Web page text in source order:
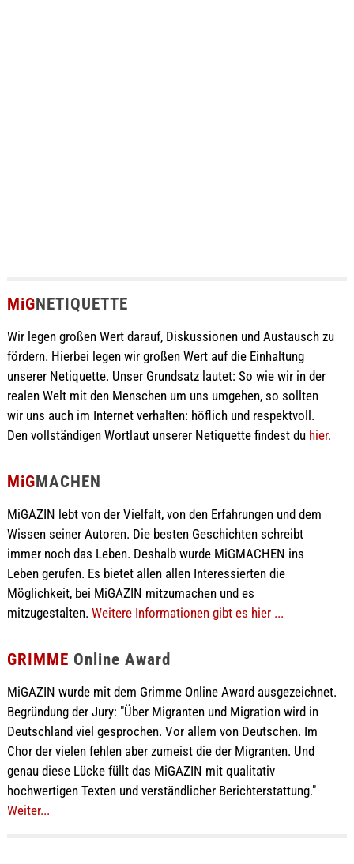
MiGNETIQUETTE
Wir legen großen Wert darauf, Diskussionen und Austausch zu
fördern. Hierbei legen wir großen Wert auf die Einhaltung
unserer Netiquette. Unser Grundsatz lautet: So wie wir in der
realen Welt mit den Menschen um uns umgehen, so sollten
wir uns auch im Internet verhalten: höflich und respektvoll.
Den vollständigen Wortlaut unserer Netiquette findest du hier.
MiGMACHEN
MiGAZIN lebt von der Vielfalt, von den Erfahrungen und dem
Wissen seiner Autoren. Die besten Geschichten schreibt
immer noch das Leben. Deshalb wurde MiGMACHEN ins
Leben gerufen. Es bietet allen allen Interessierten die
Möglichkeit, bei MiGAZIN mitzumachen und es
mitzugestalten. Weitere Informationen gibt es hier ...
GRIMME Online Award
MiGAZIN wurde mit dem Grimme Online Award ausgezeichnet.
Begründung der Jury: "Über Migranten und Migration wird in
Deutschland viel gesprochen. Vor allem von Deutschen. Im
Chor der vielen fehlen aber zumeist die der Migranten. Und
genau diese Lücke füllt das MiGAZIN mit qualitativ
hochwertigen Texten und verständlicher Berichterstattung."
Weiter...